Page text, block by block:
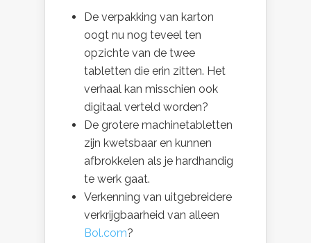
De verpakking van karton
oogt nu nog teveel ten
opzichte van de twee
tabletten die erin zitten. Het
verhaal kan misschien ook
digitaal verteld worden?
De grotere machinetabletten
zijn kwetsbaar en kunnen
afbrokkelen als je hardhandig
te werk gaat.
Verkenning van uitgebreidere
verkrijgbaarheid van alleen
Bol.com?